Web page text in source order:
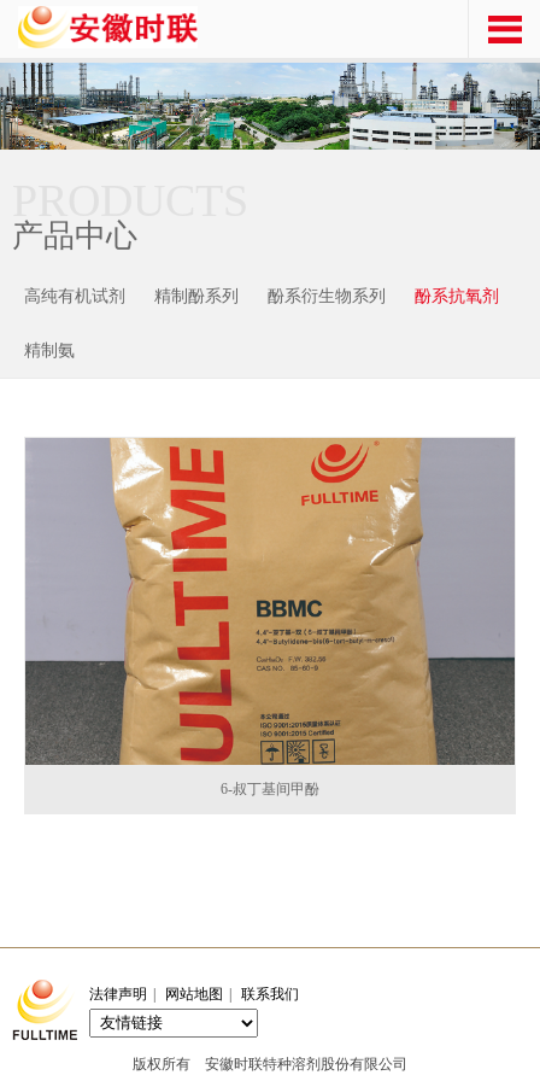
产品中心
高纯有机试剂 精制酚系列 酚系衍生物系列 酚系抗氧剂
精制氨
6-叔丁基间甲酚
法律声明 | 网站地图 | 联系我们
版权所有 安徽时联特种溶剂股份有限公司